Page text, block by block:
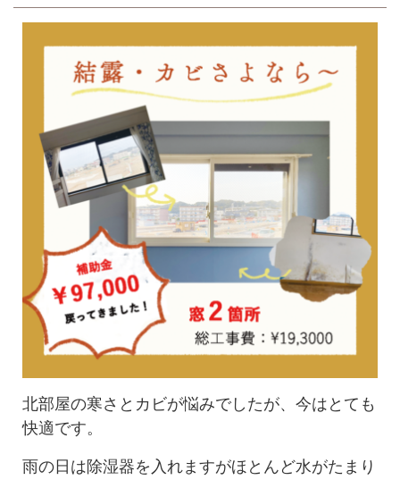
北部屋の寒さとカビが悩みでしたが、今はとても
快適です。
雨の日は除湿器を入れますがほとんど水がたまり